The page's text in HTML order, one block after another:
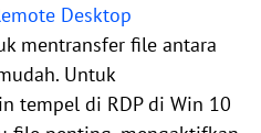
Desktop
mentransfer file antara
Untuk
tempel di RDP di Win 10